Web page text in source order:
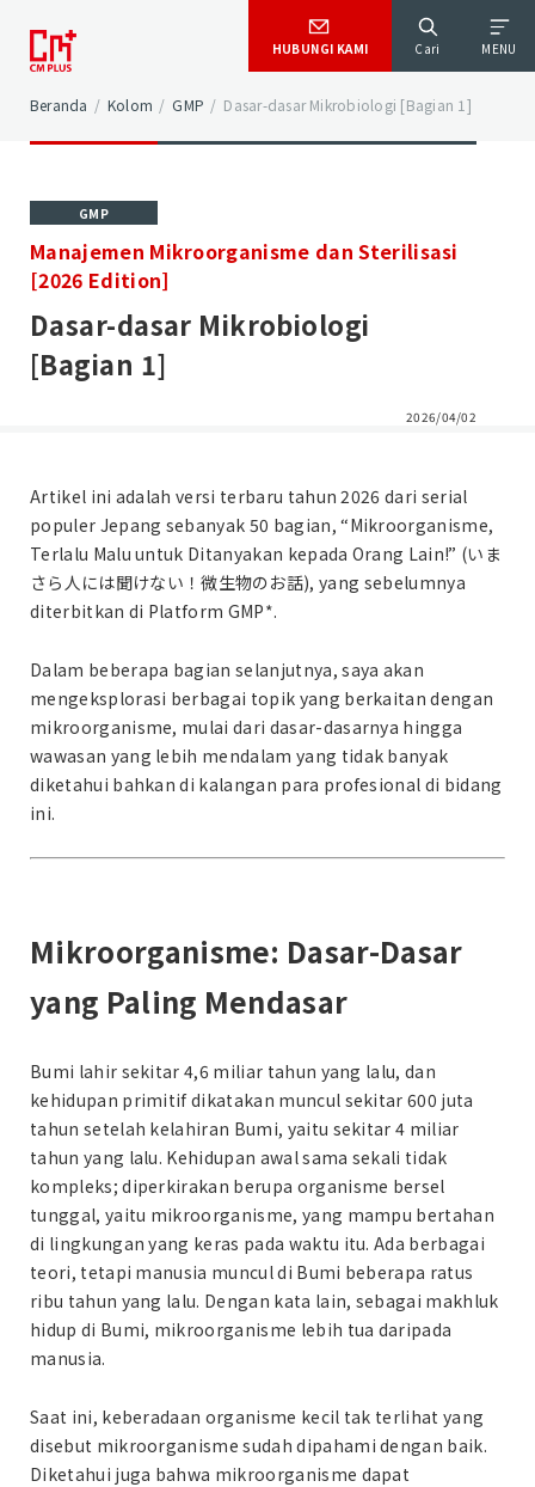
Cari MENU
HUBUNGI KAMI
Beranda / Kolom / GMP / Dasar-dasar Mikrobiologi [Bagian 1]
GMP
Manajemen Mikroorganisme dan Sterilisasi
[2026 Edition]
Dasar-dasar Mikrobiologi
[Bagian 1]
2026/04/02
Artikel ini adalah versi terbaru tahun 2026 dari serial
populer Jepang sebanyak 50 bagian, “Mikroorganisme,
Terlalu Malu untuk Ditanyakan kepada Orang Lain!” (いま
さら人には聞けない！微生物のお話), yang sebelumnya
diterbitkan di Platform GMP*.
Dalam beberapa bagian selanjutnya, saya akan
mengeksplorasi berbagai topik yang berkaitan dengan
mikroorganisme, mulai dari dasar-dasarnya hingga
wawasan yang lebih mendalam yang tidak banyak
diketahui bahkan di kalangan para profesional di bidang
ini.
Mikroorganisme: Dasar-Dasar
yang Paling Mendasar
Bumi lahir sekitar 4,6 miliar tahun yang lalu, dan
kehidupan primitif dikatakan muncul sekitar 600 juta
tahun setelah kelahiran Bumi, yaitu sekitar 4 miliar
tahun yang lalu. Kehidupan awal sama sekali tidak
kompleks; diperkirakan berupa organisme bersel
tunggal, yaitu mikroorganisme, yang mampu bertahan
di lingkungan yang keras pada waktu itu. Ada berbagai
teori, tetapi manusia muncul di Bumi beberapa ratus
ribu tahun yang lalu. Dengan kata lain, sebagai makhluk
hidup di Bumi, mikroorganisme lebih tua daripada
manusia.
Saat ini, keberadaan organisme kecil tak terlihat yang
disebut mikroorganisme sudah dipahami dengan baik.
Diketahui juga bahwa mikroorganisme dapat